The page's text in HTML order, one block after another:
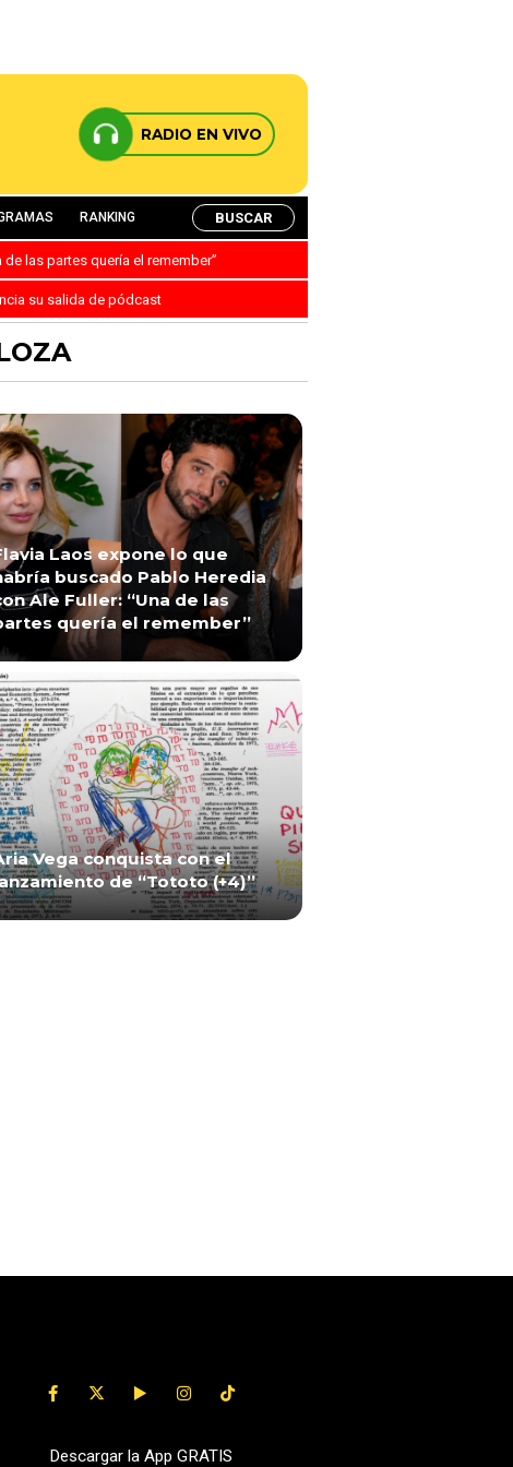
RADIO EN VIVO
RANKING BUSCAR
las partes quería el remember”
su salida de pódcast
Laos expone lo que
buscado Pablo Heredia
Ale Fuller: “Una de las
quería el remember”
Vega conquista con el
de “Tototo (+4)”
Descargar la App GRATIS